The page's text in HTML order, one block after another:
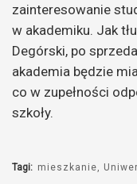
zainteresowanie
w akademiku. Jak
Degórski, po
akademia będzie
co w zupełności
szkoły.
Tagi: mieszkanie